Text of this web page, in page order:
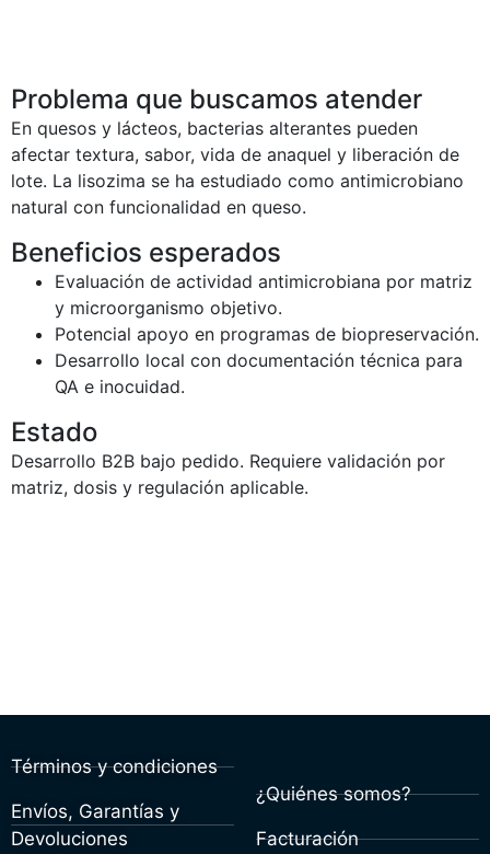
Problema que buscamos atender
En quesos y lácteos, bacterias alterantes pueden
afectar textura, sabor, vida de anaquel y liberación de
lote. La lisozima se ha estudiado como antimicrobiano
natural con funcionalidad en queso.
Beneficios esperados
Evaluación de actividad antimicrobiana por matriz
y microorganismo objetivo.
Potencial apoyo en programas de biopreservación.
Desarrollo local con documentación técnica para
QA e inocuidad.
Estado
Desarrollo B2B bajo pedido. Requiere validación por
matriz, dosis y regulación aplicable.
Términos y condiciones
Envíos, Garantías y
Devoluciones
¿Quiénes somos?
Facturación